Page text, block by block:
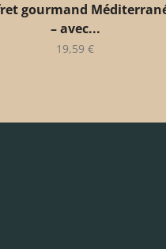
gourmand
– avec...
19,59 €